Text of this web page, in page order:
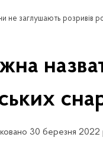
30 березня 2022